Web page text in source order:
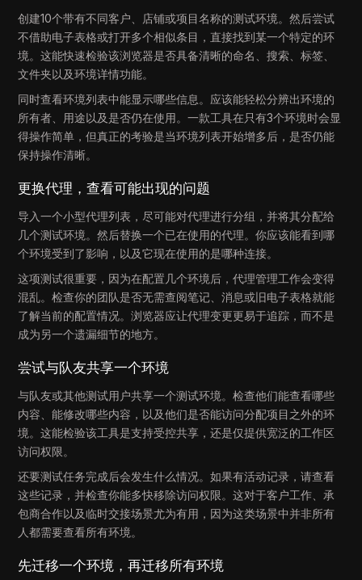
创建10个带有不同客户、店铺或项目名称的测试环境。然后尝试
不借助电子表格或打开多个相似条目，直接找到某一个特定的环
境。这能快速检验该浏览器是否具备清晰的命名、搜索、标签、
文件夹以及环境详情功能。
同时查看环境列表中能显示哪些信息。应该能轻松分辨出环境的
所有者、用途以及是否仍在使用。一款工具在只有3个环境时会显
得操作简单，但真正的考验是当环境列表开始增多后，是否仍能
保持操作清晰。
更换代理，查看可能出现的问题
导入一个小型代理列表，尽可能对代理进行分组，并将其分配给
几个测试环境。然后替换一个已在使用的代理。你应该能看到哪
个环境受到了影响，以及它现在使用的是哪种连接。
这项测试很重要，因为在配置几个环境后，代理管理工作会变得
混乱。检查你的团队是否无需查阅笔记、消息或旧电子表格就能
了解当前的配置情况。浏览器应让代理变更更易于追踪，而不是
成为另一个遗漏细节的地方。
尝试与队友共享一个环境
与队友或其他测试用户共享一个测试环境。检查他们能查看哪些
内容、能修改哪些内容，以及他们是否能访问分配项目之外的环
境。这能检验该工具是支持受控共享，还是仅提供宽泛的工作区
访问权限。
还要测试任务完成后会发生什么情况。如果有活动记录，请查看
这些记录，并检查你能多快移除访问权限。这对于客户工作、承
包商合作以及临时交接场景尤为有用，因为这类场景中并非所有
人都需要查看所有环境。
先迁移一个环境，再迁移所有环境